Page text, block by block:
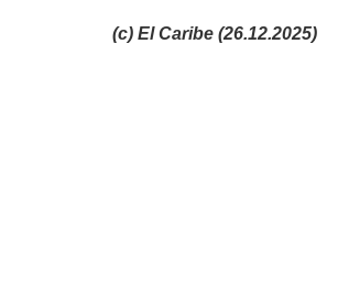
(c) El Caribe (26.12.2025)